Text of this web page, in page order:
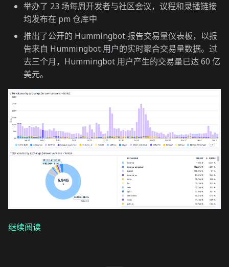
举办了 23 场每周开发者与社区会议，议程和录播链接
均发布在 pm 仓库中
推出了公开的 Hummingbot 报告交易量仪表板，以报
告来自 Hummingbot 用户的实时聚合交易量数据。过
去三个月，Hummingbot 用户产生的交易量已达 60 亿
美元。
继续阅读